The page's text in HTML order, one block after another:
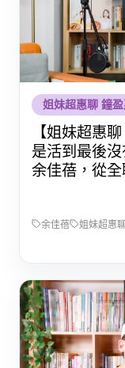
姐妹超惠聊 鐘
【姐妹超惠
是活到最後
余佳蓓，從
余佳蓓 姐妹超惠聊